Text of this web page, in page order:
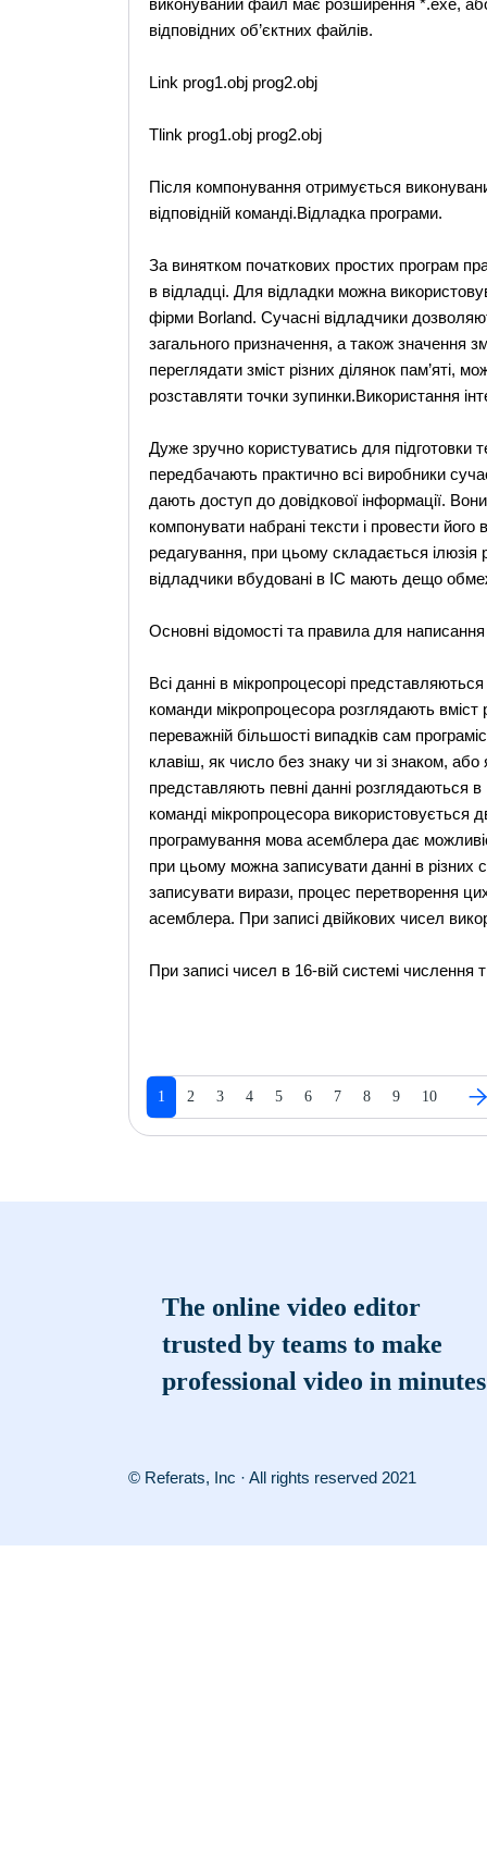
виконуваний файл має розширення *.exe,
відповідних об’єктних файлів.
Link prog1.obj prog2.obj
Tlink prog1.obj prog2.obj
Після компонування отримується
відповідній команді.Відладка програми.
За винятком початкових простих програм
в відладці. Для відладки можна
фірми Borland. Сучасні відладчики
загального призначення, а також значення
переглядати зміст різних ділянок пам’яті,
розставляти точки зупинки.Використання
Дуже зручно користуватись для підготовки
передбачають практично всі виробники
дають доступ до довідкової інформації.
компонувати набрані тексти і провести
редагування, при цьому складається
відладчики вбудовані в ІС мають дещо
Основні відомості та правила для
Всі данні в мікропроцесорі
команди мікропроцесора розглядають вміст
переважній більшості випадків сам
клавіш, як число без знаку чи зі знаком,
представляють певні данні розглядаються
команді мікропроцесора
програмування мова асемблера дає
при цьому можна записувати данні в
записувати вирази, процес перетворення
асемблера. При записі двійкових чисел
При записі чисел в 16-вій системі
1 2 3 4 5 6 7 8 9 10
The online video editor
trusted by teams to make
professional video in minutes
© Referats, Inc · All rights reserved 2021